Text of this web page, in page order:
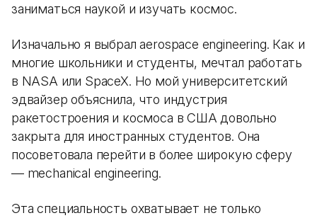
заниматься наукой и изучать космос.
Изначально я выбрал aerospace engineering. Как и
многие школьники и студенты, мечтал работать
в NASA или SpaceX. Но мой университетский
эдвайзер объяснила, что индустрия
ракетостроения и космоса в США довольно
закрыта для иностранных студентов. Она
посоветовала перейти в более широкую сферу
— mechanical engineering.
Эта специальность охватывает не только